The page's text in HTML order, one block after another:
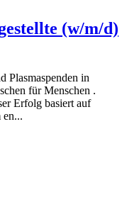
(w/m/d)
Plasmaspenden in
für Menschen .
Erfolg basiert auf
en...